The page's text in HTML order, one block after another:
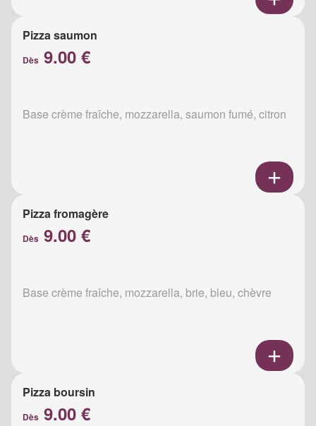
Pizza saumon
Dès 9.00 €
Base crème fraîche, mozzarella, saumon fumé, citron
Pizza fromagère
Dès 9.00 €
Base crème fraîche, mozzarella, brie, bleu, chèvre
Pizza boursin
Dès 9.00 €